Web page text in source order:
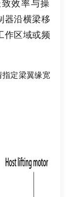
效率与操
器沿横梁移
作区域或频
指定梁翼缘宽